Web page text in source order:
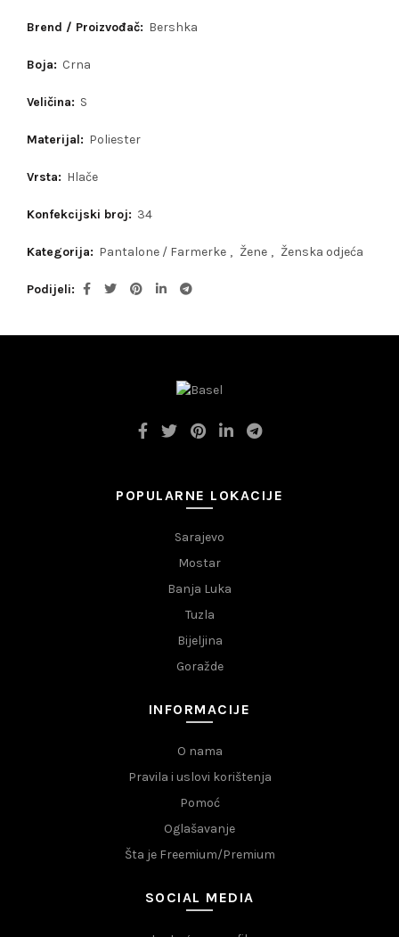
Brend / Proizvođač: Bershka
Boja: Crna
Veličina: S
Materijal: Poliester
Vrsta: Hlače
Konfekcijski broj: 34
Kategorija: Pantalone / Farmerke , Žene , Ženska odjeća
Podijeli
POPULARNE LOKACIJE
Sarajevo
Mostar
Banja Luka
Tuzla
Bijeljina
Goražde
INFORMACIJE
O nama
Pravila i uslovi korištenja
Pomoć
Oglašavanje
Šta je Freemium/Premium
SOCIAL MEDIA